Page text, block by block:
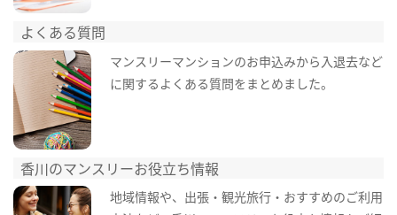
よくある質問
マンスリーマンションのお申込みから入退去など
に関するよくある質問をまとめました。
香川のマンスリーお役立ち情報
地域情報や、出張・観光旅行・おすすめのご利用